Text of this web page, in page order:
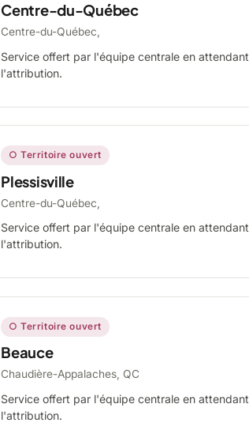
Centre-du-Québec
Centre-du-Québec,
Service offert par l'équipe centrale en attendant
l'attribution.
○ Territoire ouvert
Plessisville
Centre-du-Québec,
Service offert par l'équipe centrale en attendant
l'attribution.
○ Territoire ouvert
Beauce
Chaudière-Appalaches, QC
Service offert par l'équipe centrale en attendant
l'attribution.